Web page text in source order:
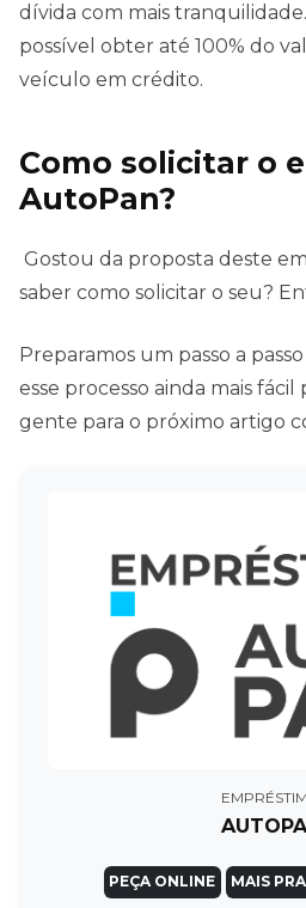
dívida com mais
possível obter até 100% do
veículo em crédito.
Como solicitar o
AutoPan?
Gostou da proposta deste
saber como solicitar o seu?
Preparamos um passo a
esse processo ainda mais fácil
gente para o próximo artigo
PEÇA ONLINE MAIS